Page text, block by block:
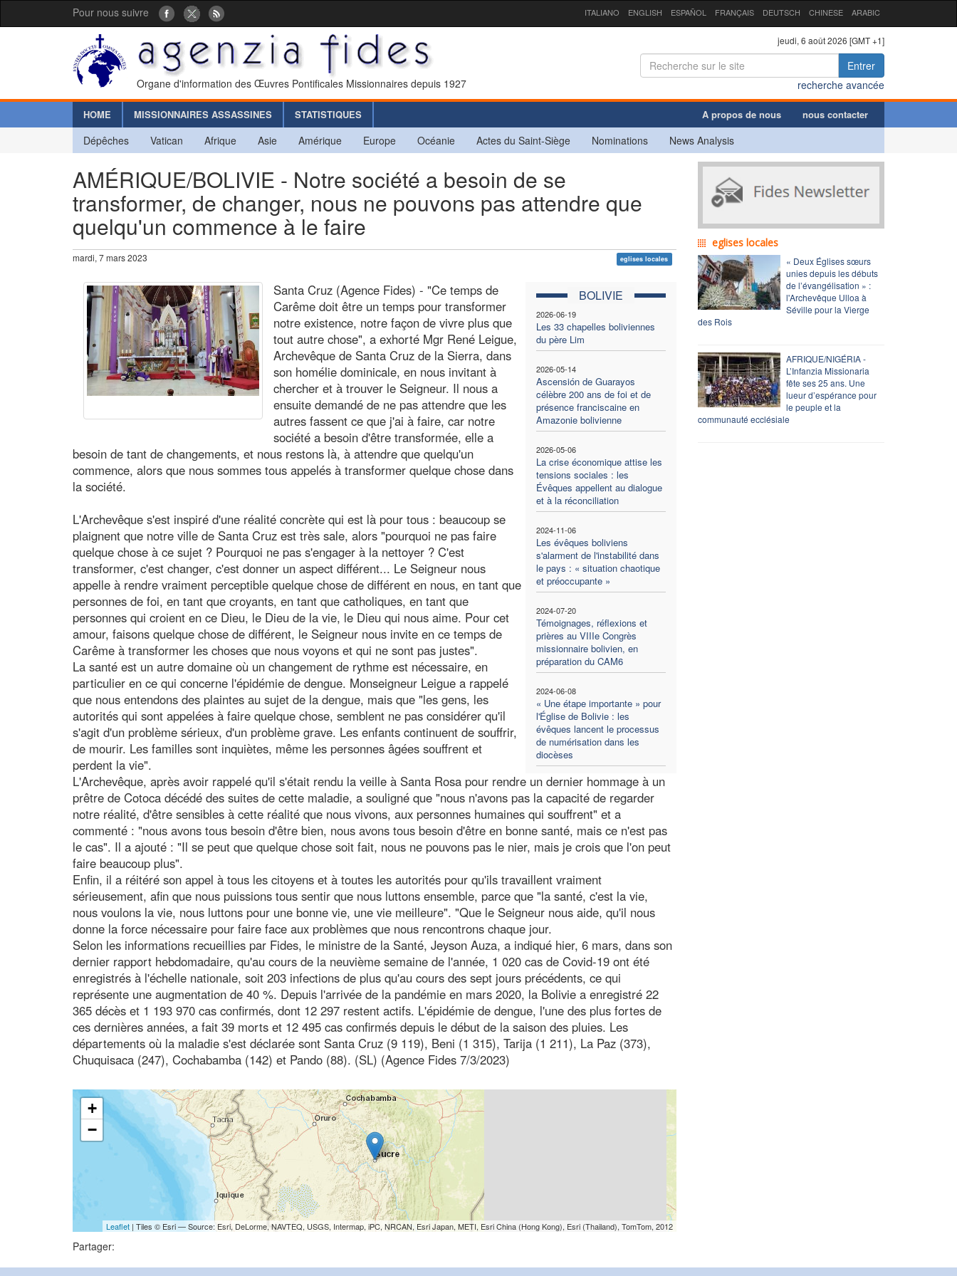
Pour nous suivre ITALIANO ENGLISH ESPAÑOL FRANÇAIS DEUTSCH CHINESE ARABIC
Organe d'information des Œuvres Pontificales Missionnaires depuis 1927
jeudi, 6 août 2026 [GMT +1]
Entrer
recherche avancée
HOME MISSIONNAIRES ASSASSINES STATISTIQUES A propos de nous nous contacter
Dépêches Vatican Afrique Asie Amérique Europe Océanie Actes du Saint-Siège Nominations News Analysis
AMÉRIQUE/BOLIVIE - Notre société a besoin de se
transformer, de changer, nous ne pouvons pas attendre que
quelqu'un commence à le faire
mardi, 7 mars 2023 eglises locales
BOLIVIE
2026-06-19
Les 33 chapelles boliviennes
du père Lim
2026-05-14
Ascensión de Guarayos
célèbre 200 ans de foi et de
présence franciscaine en
Amazonie bolivienne
2026-05-06
La crise économique attise les
tensions sociales : les
Évêques appellent au dialogue
et à la réconciliation
2024-11-06
Les évêques boliviens
s'alarment de l'instabilité dans
le pays : « situation chaotique
et préoccupante »
2024-07-20
Témoignages, réflexions et
prières au VIIIe Congrès
missionnaire bolivien, en
préparation du CAM6
2024-06-08
« Une étape importante » pour
l'Église de Bolivie : les
évêques lancent le processus
de numérisation dans les
diocèses
Santa Cruz (Agence Fides) - "Ce temps de
Carême doit être un temps pour transformer
notre existence, notre façon de vivre plus que
tout autre chose", a exhorté Mgr René Leigue,
Archevêque de Santa Cruz de la Sierra, dans
son homélie dominicale, en nous invitant à
chercher et à trouver le Seigneur. Il nous a
ensuite demandé de ne pas attendre que les
autres fassent ce que j'ai à faire, car notre
société a besoin d'être transformée, elle a
besoin de tant de changements, et nous restons là, à attendre que quelqu'un
commence, alors que nous sommes tous appelés à transformer quelque chose dans
la société.
L'Archevêque s'est inspiré d'une réalité concrète qui est là pour tous : beaucoup se
plaignent que notre ville de Santa Cruz est très sale, alors "pourquoi ne pas faire
quelque chose à ce sujet ? Pourquoi ne pas s'engager à la nettoyer ? C'est
transformer, c'est changer, c'est donner un aspect différent... Le Seigneur nous
appelle à rendre vraiment perceptible quelque chose de différent en nous, en tant que
personnes de foi, en tant que croyants, en tant que catholiques, en tant que
personnes qui croient en ce Dieu, le Dieu de la vie, le Dieu qui nous aime. Pour cet
amour, faisons quelque chose de différent, le Seigneur nous invite en ce temps de
Carême à transformer les choses que nous voyons et qui ne sont pas justes".
La santé est un autre domaine où un changement de rythme est nécessaire, en
particulier en ce qui concerne l'épidémie de dengue. Monseigneur Leigue a rappelé
que nous entendons des plaintes au sujet de la dengue, mais que "les gens, les
autorités qui sont appelées à faire quelque chose, semblent ne pas considérer qu'il
s'agit d'un problème sérieux, d'un problème grave. Les enfants continuent de souffrir,
de mourir. Les familles sont inquiètes, même les personnes âgées souffrent et
perdent la vie".
L'Archevêque, après avoir rappelé qu'il s'était rendu la veille à Santa Rosa pour rendre un dernier hommage à un
prêtre de Cotoca décédé des suites de cette maladie, a souligné que "nous n'avons pas la capacité de regarder
notre réalité, d'être sensibles à cette réalité que nous vivons, aux personnes humaines qui souffrent" et a
commenté : "nous avons tous besoin d'être bien, nous avons tous besoin d'être en bonne santé, mais ce n'est pas
le cas". Il a ajouté : "Il se peut que quelque chose soit fait, nous ne pouvons pas le nier, mais je crois que l'on peut
faire beaucoup plus".
Enfin, il a réitéré son appel à tous les citoyens et à toutes les autorités pour qu'ils travaillent vraiment
sérieusement, afin que nous puissions tous sentir que nous luttons ensemble, parce que "la santé, c'est la vie,
nous voulons la vie, nous luttons pour une bonne vie, une vie meilleure". "Que le Seigneur nous aide, qu'il nous
donne la force nécessaire pour faire face aux problèmes que nous rencontrons chaque jour.
Selon les informations recueillies par Fides, le ministre de la Santé, Jeyson Auza, a indiqué hier, 6 mars, dans son
dernier rapport hebdomadaire, qu'au cours de la neuvième semaine de l'année, 1 020 cas de Covid-19 ont été
enregistrés à l'échelle nationale, soit 203 infections de plus qu'au cours des sept jours précédents, ce qui
représente une augmentation de 40 %. Depuis l'arrivée de la pandémie en mars 2020, la Bolivie a enregistré 22
365 décès et 1 193 970 cas confirmés, dont 12 297 restent actifs. L'épidémie de dengue, l'une des plus fortes de
ces dernières années, a fait 39 morts et 12 495 cas confirmés depuis le début de la saison des pluies. Les
départements où la maladie s'est déclarée sont Santa Cruz (9 119), Beni (1 315), Tarija (1 211), La Paz (373),
Chuquisaca (247), Cochabamba (142) et Pando (88). (SL) (Agence Fides 7/3/2023)
+
−
Leaflet| Tiles © Esri — Source: Esri, DeLorme, NAVTEQ, USGS, Intermap, iPC, NRCAN, Esri Japan, METI, Esri China (Hong Kong), Esri (Thailand), TomTom, 2012
Partager:
eglises locales
« Deux Églises sœurs
unies depuis les débuts
de l’évangélisation » :
l'Archevêque Ulloa à
Séville pour la Vierge
des Rois
AFRIQUE/NIGÉRIA -
L’Infanzia Missionaria
fête ses 25 ans. Une
lueur d’espérance pour
le peuple et la
communauté ecclésiale